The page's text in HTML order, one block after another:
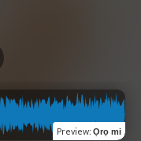
Preview: Ọrọ mi